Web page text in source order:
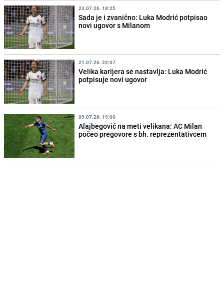
23.07.26. 18:25
Sada je i zvanično: Luka Modrić potpisao
novi ugovor s Milanom
21.07.26. 22:07
Velika karijera se nastavlja: Luka Modrić
potpisuje novi ugovor
09.07.26. 19:00
Alajbegović na meti velikana: AC Milan
počeo pregovore s bh. reprezentativcem